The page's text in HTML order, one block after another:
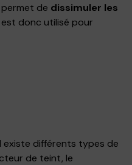
de dissimuler les
est donc utilisé pour
existe différents types de
de teint, le